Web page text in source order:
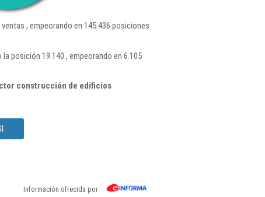
, empeorando en 145.436 posiciones
posición 19.140 , empeorando en 6.105
construcción de edificios
Información ofrecida por